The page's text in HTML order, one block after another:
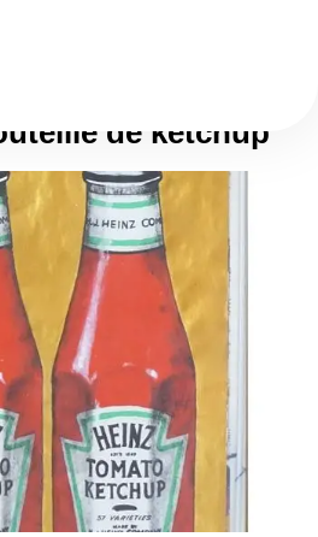
la différence
de ketchup